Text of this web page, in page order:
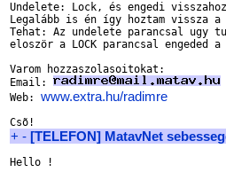
Undelete: Lock, és engedi
Legalább is én így hoztam vissza
Tehat: Az undelete parancsal
eloször a LOCK parancsal engeded
Varom hozzaszolasoitokat:
Email:
Web: www.extra.hu/radimre
+ - [TELEFON] MatavNet
Hello !